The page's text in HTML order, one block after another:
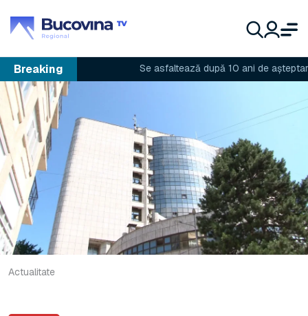
Breaking Se asfaltează după 10 ani de așteptare
Actualitate